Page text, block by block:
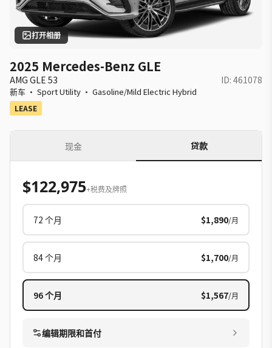
打开相册
2025 Mercedes-Benz GLE
AMG GLE 53 ID: 461078
新车 · Sport Utility · Gasoline/Mild Electric Hybrid
LEASE
现金 贷款
$122,975+税费及牌照
72 个月 $1,890/月
84个月 $1,700/月
96个月 $1,567/月
编辑期限和首付